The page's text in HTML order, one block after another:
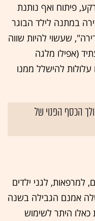
פיתוח ואף נותנת
במתנה לילד הבוגר
שעשוי להיות שווה
(אפילו מלגה
להישלל ממנו
הכסף הפנוי של
למרפאות, לגני ילדים
אמנם הגבילה בשנה
היתר לשימוש